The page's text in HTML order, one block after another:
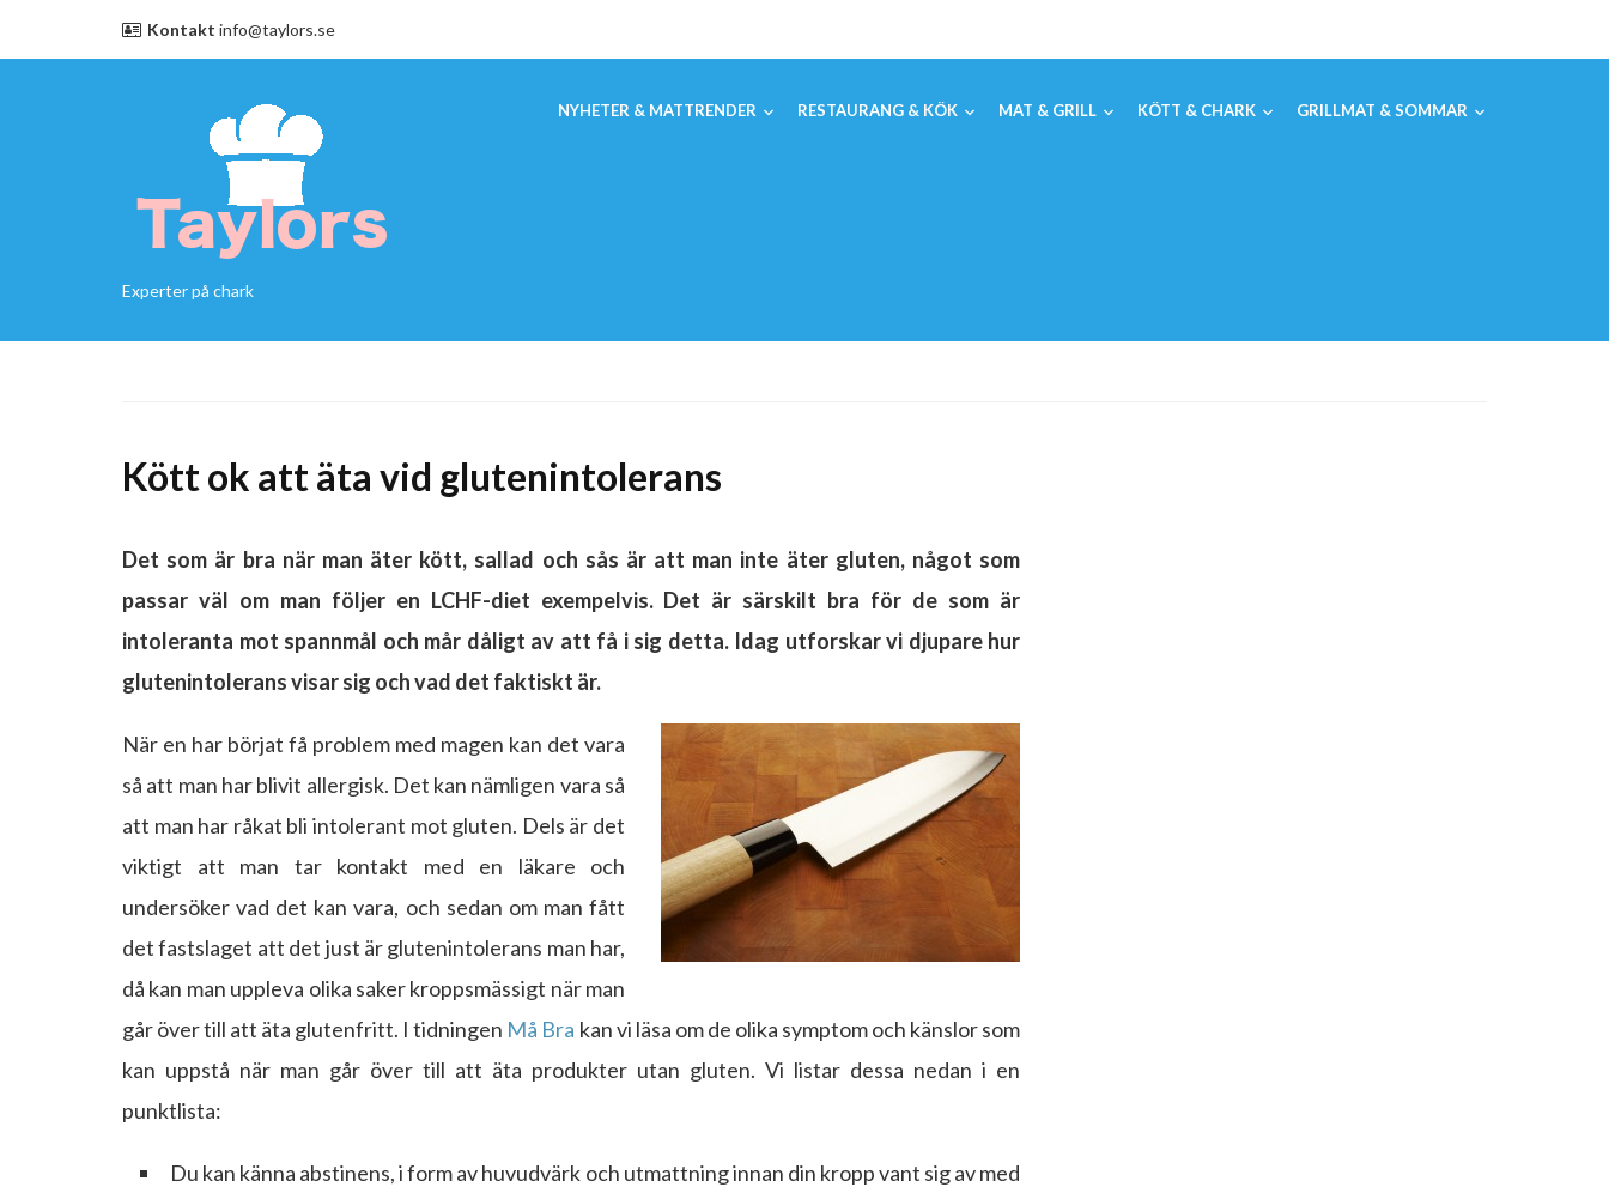
Kontakt info@taylors.se
Experter på chark
NYHETER & MATTRENDER RESTAURANG & KÖK MAT & GRILL KÖTT & CHARK GRILLMAT & SOMMAR
Kött ok att äta vid glutenintolerans
Det som är bra när man äter kött, sallad och sås är att man inte äter gluten, något som
passar väl om man följer en LCHF-diet exempelvis. Det är särskilt bra för de som är
intoleranta mot spannmål och mår dåligt av att få i sig detta. Idag utforskar vi djupare hur
glutenintolerans visar sig och vad det faktiskt är.
När en har börjat få problem med magen kan det vara
så att man har blivit allergisk. Det kan nämligen vara så
att man har råkat bli intolerant mot gluten. Dels är det
viktigt att man tar kontakt med en läkare och
undersöker vad det kan vara, och sedan om man fått
det fastslaget att det just är glutenintolerans man har,
då kan man uppleva olika saker kroppsmässigt när man
går över till att äta glutenfritt. I tidningen Må Bra kan vi läsa om de olika symptom och känslor som
kan uppstå när man går över till att äta produkter utan gluten. Vi listar dessa nedan i en
punktlista:
Du kan känna abstinens, i form av huvudvärk och utmattning innan din kropp vant sig av med